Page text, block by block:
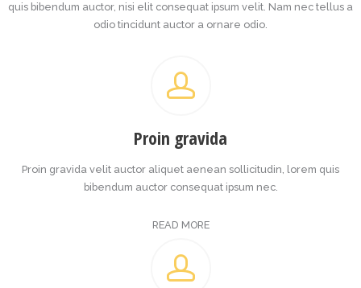
quis bibendum auctor, nisi elit consequat ipsum velit. Nam nec tellus a
odio tincidunt auctor a ornare odio.
Proin gravida
Proin gravida velit auctor aliquet aenean sollicitudin, lorem quis
bibendum auctor consequat ipsum nec.
READ MORE